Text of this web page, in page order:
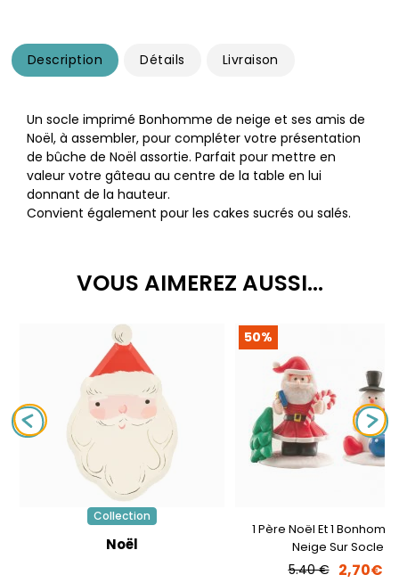
Description Détails Livraison
Un socle imprimé Bonhomme de neige et ses amis de
Noël, à assembler, pour compléter votre présentation
de bûche de Noël assortie. Parfait pour mettre en
valeur votre gâteau au centre de la table en lui
donnant de la hauteur.
Convient également pour les cakes sucrés ou salés.
VOUS AIMEREZ AUSSI...
Collection
Noël
50%
1 Père Noël Et 1
Neige Sur Socle
5.40 € 2,70€